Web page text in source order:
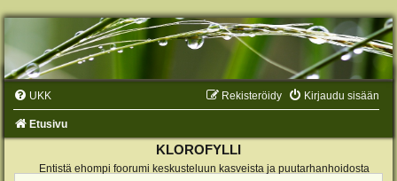
UKK Kirjaudu sisään
Rekisteröidy
Etusivu
KLOROFYLLI
Entistä ehompi foorumi keskusteluun kasveista ja puutarhanhoidosta